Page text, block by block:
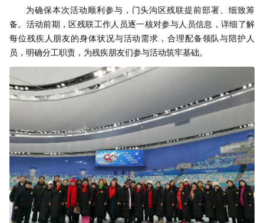
为确保本次活动顺利参与，门头沟区残联提前部署、细致筹
备。活动前期，区残联工作人员逐一核对参与人员信息，详细了解
每位残疾人朋友的身体状况与活动需求，合理配备领队与陪护人
员，明确分工职责，为残疾朋友们参与活动筑牢基础。